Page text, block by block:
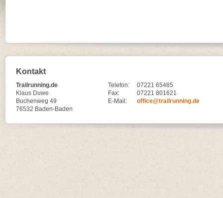
Kontakt
Trailrunning.de
Klaus Duwe
Buchenweg 49
76532 Baden-Baden
Telefon:
07221 65485
Fax:
07221 801621
E-Mail:
office@trailrunning.de